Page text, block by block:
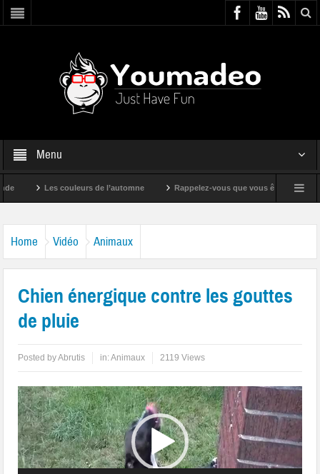
Menu
Les couleurs de l’automne Rappelez-vous que vous êtes super !
Home Vidéo Animaux
Chien énergique contre les gouttes
de pluie
Posted byAbrutis in:Animaux 2119 Views
Lecteur
vidéo